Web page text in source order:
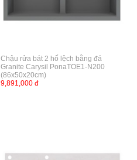
Chậu rửa bát 2 hố lệch bằng đá
Granite Carysil PonaTOE1-N200
(86x50x20cm)
9,891,000 đ